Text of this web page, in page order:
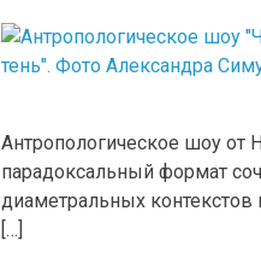
Антропологическое шоу от
парадоксальный формат
диаметральных
[…]